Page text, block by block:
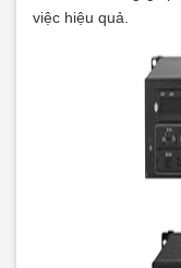
việc hiệu quả.